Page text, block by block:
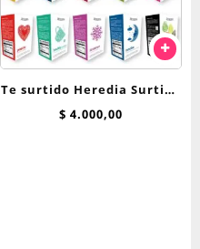
Te surtido Heredia Surtido
Hierbas saquitos
$ 4.000,00